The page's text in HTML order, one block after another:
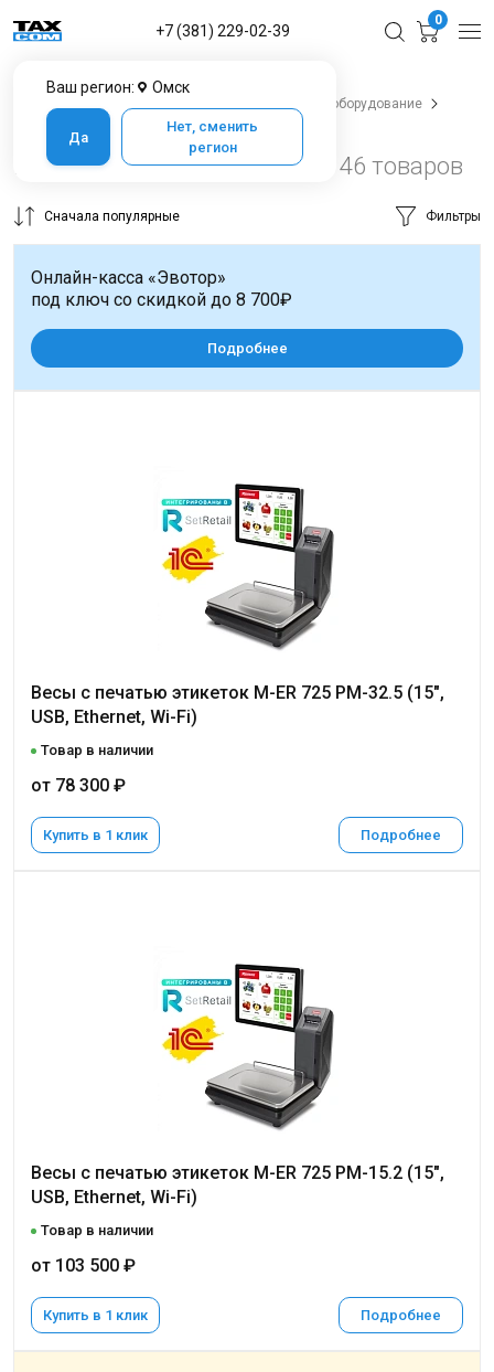
Ваш регион: Омск
Да
Нет, сменить
регион
+7 (381) 229-02-39
0
Весовое оборудование
Весы настольные
Весы настольные в Омске 46 товаров
Сначала популярные Фильтры
Весы с печатью этикеток M-ER 725 PM-32.5 (15",
USB, Ethernet, Wi-Fi)
Товар в наличии
от 78 300 ₽
Купить в 1 клик Подробнее
Весы с печатью этикеток M-ER 725 PM-15.2 (15",
USB, Ethernet, Wi-Fi)
Товар в наличии
от 103 500 ₽
Купить в 1 клик Подробнее
Онлайн-касса «Эвотор»
под ключ со скидкой до 8 700₽
Подробнее